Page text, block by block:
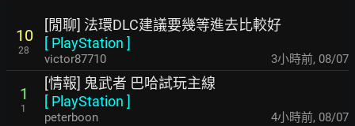
10
28
[閒聊] 法環DLC建議要幾等進去比較好
[ PlayStation ]
victor87710 3小時前, 08/07
1
1
[情報] 鬼武者 巴哈試玩主線
[ PlayStation ]
peterboon 4小時前, 08/07